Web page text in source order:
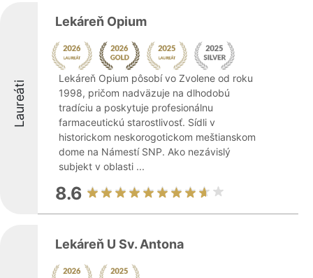
Laureáti
Lekáreň Opium
Lekáreň Opium pôsobí vo Zvolene od roku
1998, pričom nadväzuje na dlhodobú
tradíciu a poskytuje profesionálnu
farmaceutickú starostlivosť. Sídli v
historickom neskorogotickom meštianskom
dome na Námestí SNP. Ako nezávislý
subjekt v oblasti ...
8.6
Lekáreň U Sv. Antona